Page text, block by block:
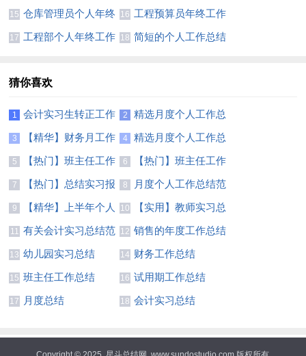
结(合集15篇)
12篇
15 仓库管理员个人年终
工作总结11篇
16 工程预算员年终工作
总结
17 工程部个人年终工作 18 简短的个人工作总结
猜你喜欢
1
会计实习生转正工作
总结7篇
2
精选月度个人工作总
结锦集6篇
3
【精华】财务月工作
总结3篇
4
精选月度个人工作总
结模板集合五篇
5
【热门】班主任工作
总结模板汇总7篇
6
【热门】班主任工作
总结模板汇总7篇
7
【热门】总结实习报
告范文汇总七篇
8
月度个人工作总结范
文锦集5篇
9
【精华】上半年个人
工作总结范文5篇
10
【实用】教师实习总
结集锦9篇
11
有关会计实习总结范
文八篇
12 销售的年度工作总结
四篇
13 幼儿园实习总结 14 财务工作总结
15 班主任工作总结 16 试用期工作总结
17 月度总结 18 会计实习总结